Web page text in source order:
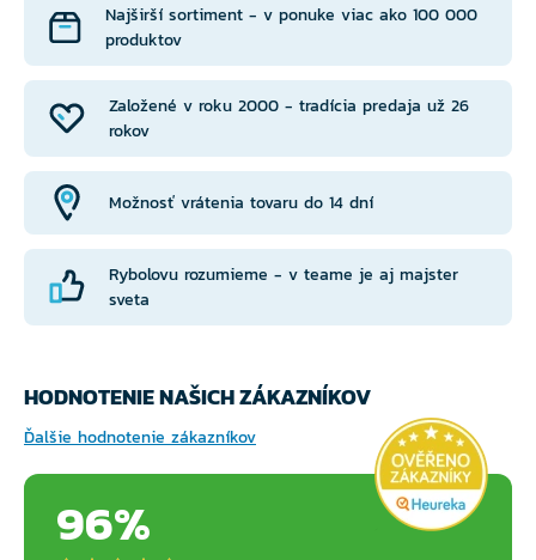
Založené v roku 2000 - tradícia predaja už 26
rokov
Možnosť vrátenia tovaru do 14 dní
Najširší sortiment - v ponuke viac ako 100 000
produktov
Rybolovu rozumieme - v teame je aj majster
sveta
HODNOTENIE NAŠICH ZÁKAZNÍKOV
Ďalšie hodnotenie zákazníkov
96%